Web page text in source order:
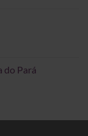
do Pará